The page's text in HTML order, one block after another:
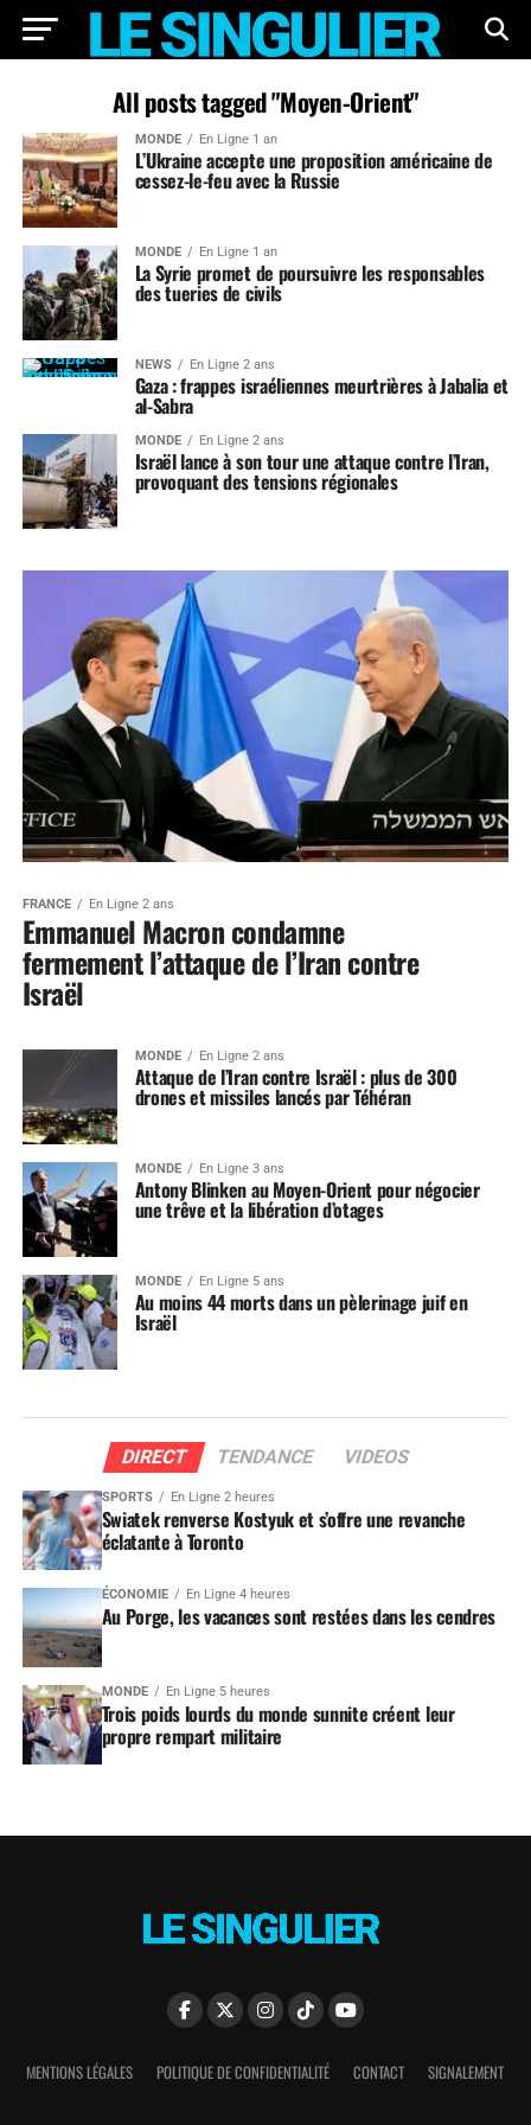
All posts tagged "Moyen-Orient"
MONDE En Ligne 1 an
L’Ukraine accepte une proposition américaine de
cessez-le-feu avec la Russie
MONDE En Ligne 1 an
La Syrie promet de poursuivre les responsables
des tueries de civils
NEWS En Ligne 2 ans
Gaza : frappes israéliennes meurtrières à Jabalia et
al-Sabra
MONDE En Ligne 2 ans
Israël lance à son tour une attaque contre l’Iran,
provoquant des tensions régionales
FRANCE En Ligne 2 ans
Emmanuel Macron condamne
fermement l’attaque de l’Iran contre
Israël
MONDE En Ligne 2 ans
Attaque de l’Iran contre Israël : plus de 300
drones et missiles lancés par Téhéran
MONDE En Ligne 3 ans
Antony Blinken au Moyen-Orient pour négocier
une trêve et la libération d’otages
MONDE En Ligne 5 ans
Au moins 44 morts dans un pèlerinage juif en
Israël
DIRECT TENDANCE VIDEOS
SPORTS En Ligne 2 heures
Swiatek renverse Kostyuk et s’offre une revanche
éclatante à Toronto
ÉCONOMIE En Ligne 4 heures
Au Porge, les vacances sont restées dans les cendres
MONDE En Ligne 5 heures
Trois poids lourds du monde sunnite créent leur
propre rempart militaire
MENTIONS LÉGALES POLITIQUE DE CONFIDENTIALITÉ CONTACT SIGNALEMENT